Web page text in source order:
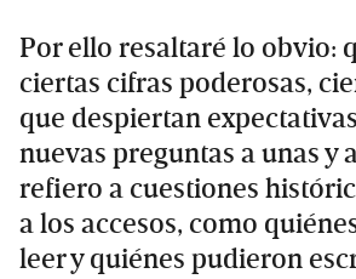
Por ello resaltaré lo obvio:
ciertas cifras poderosas,
que despiertan
nuevas preguntas a unas y
refiero a cuestiones
a los accesos, como
leer y quiénes pudieron